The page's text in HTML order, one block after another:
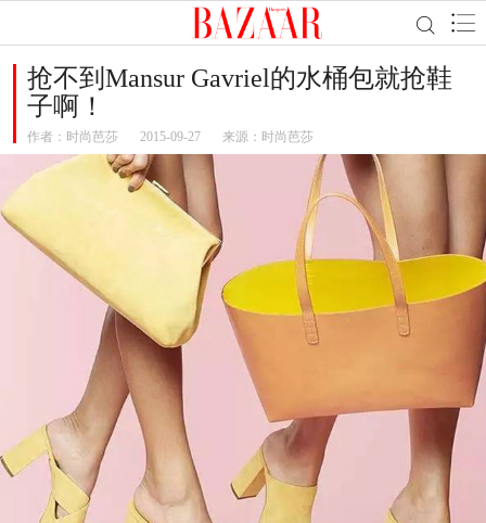
抢不到Mansur Gavriel的水桶包就抢鞋
子啊！
作者： 时尚芭莎 2015-09-27 来源：时尚芭莎